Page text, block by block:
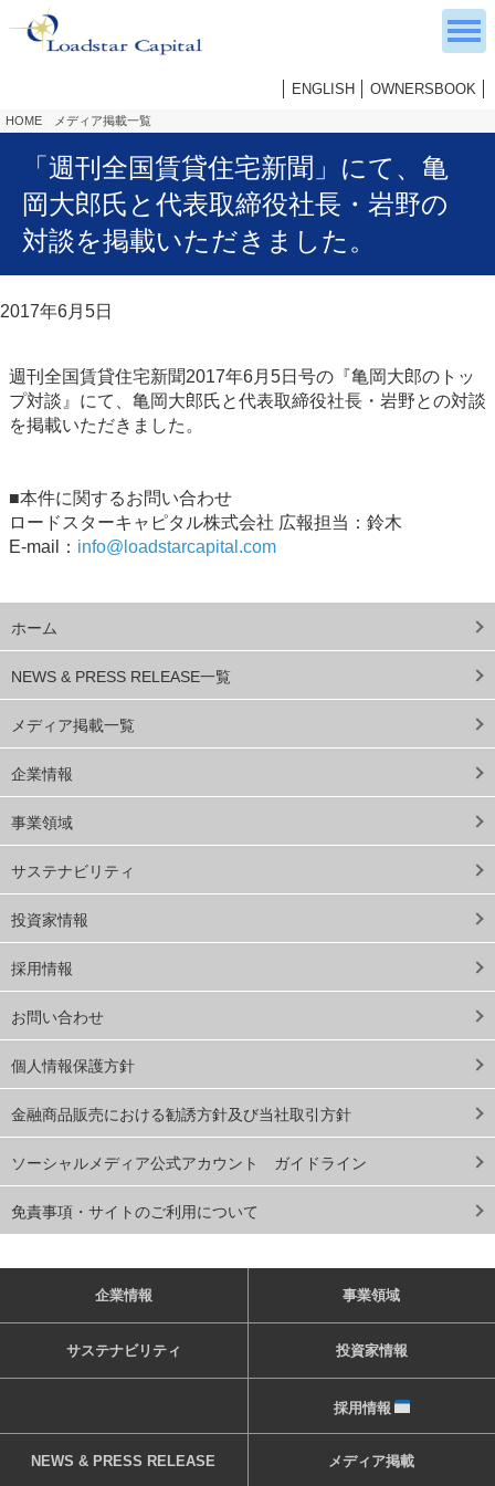
ENGLISH OWNERSBOOK
HOME メディア掲載一覧
ホーム
NEWS & PRESS RELEASE一覧
メディア掲載一覧
企業情報
事業領域
サステナビリティ
投資家情報
採用情報
お問い合わせ
個人情報保護方針
金融商品販売における勧誘方針及び当社取引方針
ソーシャルメディア公式アカウント ガイドライン
免責事項・サイトのご利用について
「週刊全国賃貸住宅新聞」にて、亀
岡大郎氏と代表取締役社長・岩野の
対談を掲載いただきました。
2017年6月5日
週刊全国賃貸住宅新聞2017年6月5日号の『亀岡大郎のトッ
プ対談』にて、亀岡大郎氏と代表取締役社長・岩野との対談
を掲載いただきました。
■本件に関するお問い合わせ
ロードスターキャピタル株式会社 広報担当：鈴木
E-mail： info@loadstarcapital.com
企業情報 事業領域
サステナビリティ 投資家情報
採用情報
NEWS & PRESS RELEASE メディア掲載